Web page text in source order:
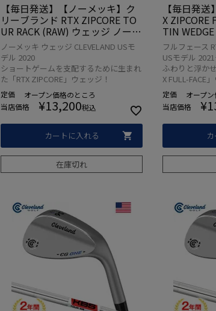
【毎日発送】【ノーメッキ】ク
リーブランド RTX ZIPCORE TO
UR RACK (RAW) ウェッジ ノーメ
ッキ仕上げ KBS TOUR-V USA直
輸入品 ウエッジ USモデル
ノーメッキ ウェッジ CLEVELAND USモ
デル 2020
ショートゲームを支配するために生まれ
た「RTX ZIPCORE」ウェッジ！
定価 オープン価格のところ
当店価格
¥13,200税込
カートに入れる
在庫切れ
【毎日発
X ZIPCORE
TIN
SPINNER
ングリップ
ッジ USモ
り
フルフェース
USモデル
ふわりと浮か
X FULL-FACE
定価 オープン
当店価格
¥